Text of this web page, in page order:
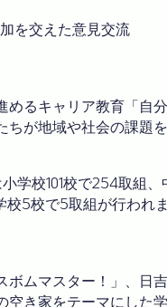
を交えた意見交流
るキャリア教育「自
が地域や社会の課題
学校101校で254取組
5校で5取組が行われ
ムマスター！」、日
き家をテーマにした